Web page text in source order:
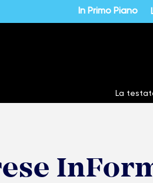
In Primo Piano
La